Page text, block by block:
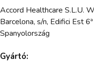
Accord Healthcare S.L.U.
Barcelona, s/n, Edifici Est
Spanyolország
Gyártó: